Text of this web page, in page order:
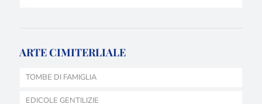
ARTE CIMITERLIALE
TOMBE DI FAMIGLIA
EDICOLE GENTILIZIE